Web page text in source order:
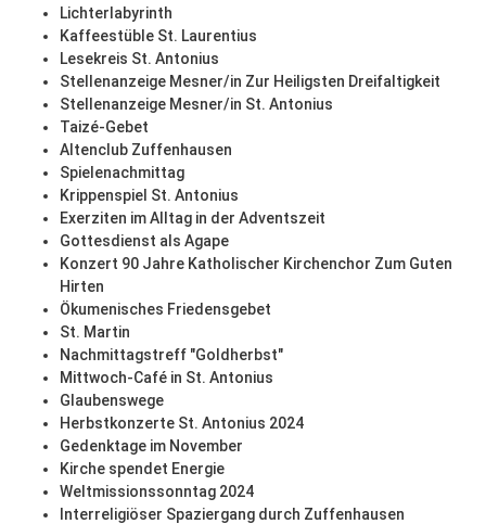
Lichterlabyrinth
Kaffeestüble St. Laurentius
Lesekreis St. Antonius
Stellenanzeige Mesner/in Zur Heiligsten Dreifaltigkeit
Stellenanzeige Mesner/in St. Antonius
Taizé-Gebet
Altenclub Zuffenhausen
Spielenachmittag
Krippenspiel St. Antonius
Exerziten im Alltag in der Adventszeit
Gottesdienst als Agape
Konzert 90 Jahre Katholischer Kirchenchor Zum Guten
Hirten
Ökumenisches Friedensgebet
St. Martin
Nachmittagstreff "Goldherbst"
Mittwoch-Café in St. Antonius
Glaubenswege
Herbstkonzerte St. Antonius 2024
Gedenktage im November
Kirche spendet Energie
Weltmissionssonntag 2024
Interreligiöser Spaziergang durch Zuffenhausen